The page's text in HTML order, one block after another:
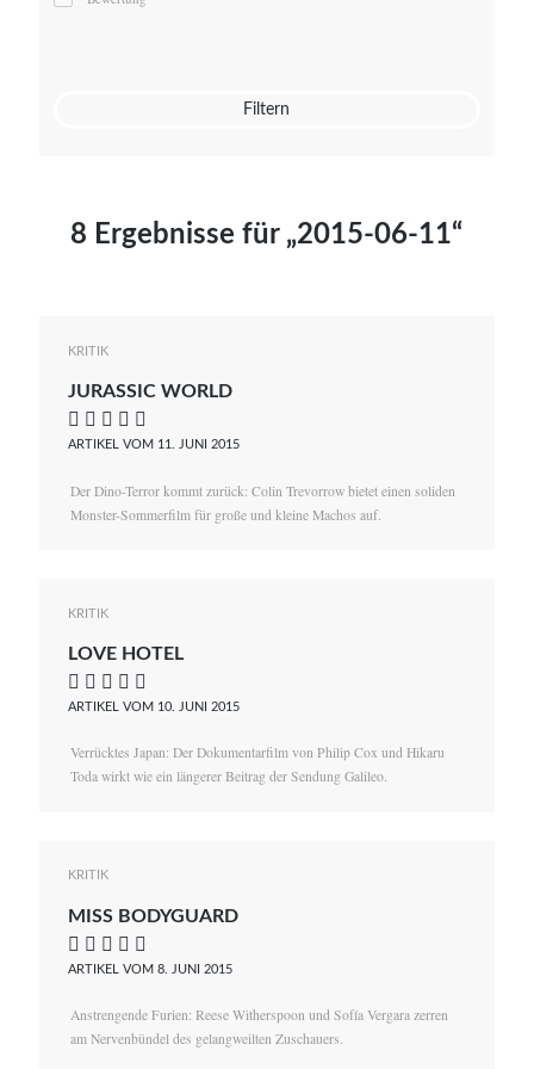
Mato von Vogelstein
Filtern
8 Ergebnisse für „2015-06-11“
KRITIK
JURASSIC WORLD
    
ARTIKEL VOM 11. JUNI 2015
Der Dino-Terror kommt zurück: Colin Trevorrow bietet einen soliden
Monster-Sommerfilm für große und kleine Machos auf.
KRITIK
LOVE HOTEL
    
ARTIKEL VOM 10. JUNI 2015
Verrücktes Japan: Der Dokumentarfilm von Philip Cox und Hikaru
Toda wirkt wie ein längerer Beitrag der Sendung Galileo.
KRITIK
MISS BODYGUARD
    
ARTIKEL VOM 8. JUNI 2015
Anstrengende Furien: Reese Witherspoon und Sofía Vergara zerren
am Nervenbündel des gelangweilten Zuschauers.